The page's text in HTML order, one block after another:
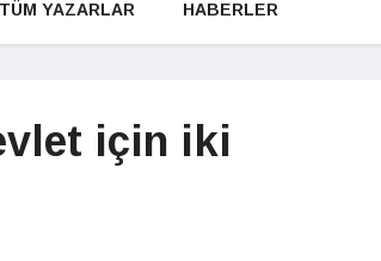
TÜM YAZARLAR HABERLER
için iki